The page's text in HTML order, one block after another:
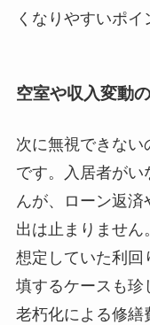
くなりやすいポイ
空室や収入変動
次に無視できない
です。入居者が
んが、ローン返
出は止まりません。
想定していた利回
填するケースも珍
老朽化による修繕